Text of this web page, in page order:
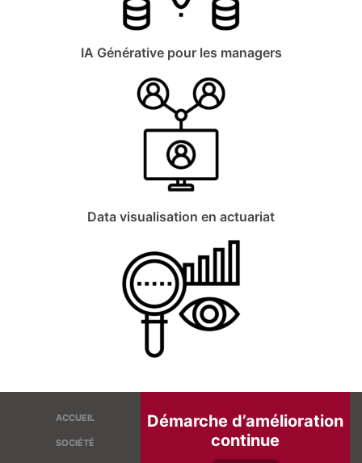
IA Générative pour les managers
Data visualisation en actuariat
ACCUEIL
SOCIÉTÉ
Démarche d’amélioration
continue